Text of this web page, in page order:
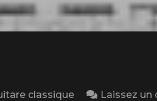
classique Laissez